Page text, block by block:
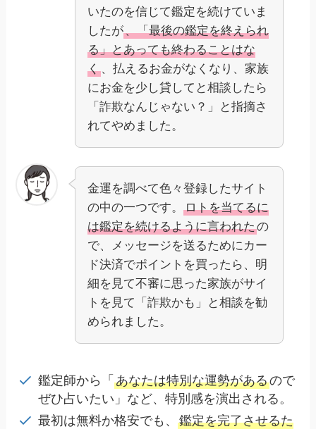
いたのを信じて鑑定を続けていま
したが、「最後の鑑定を終えられ
る」とあっても終わることはな
く、払えるお金がなくなり、家族
にお金を少し貸してと相談したら
「詐欺なんじゃない？」と指摘さ
れてやめました。
金運を調べて色々登録したサイト
の中の一つです。ロトを当てるに
は鑑定を続けるように言われたの
で、メッセージを送るためにカー
ド決済でポイントを買ったら、明
細を見て不審に思った家族がサイ
トを見て「詐欺かも」と相談を勧
められました。
鑑定師から「 あなたは特別な運勢があるので
ぜひ占いたい」など、特別感を演出される。
最初は無料か格安でも、 鑑定を完了させるた